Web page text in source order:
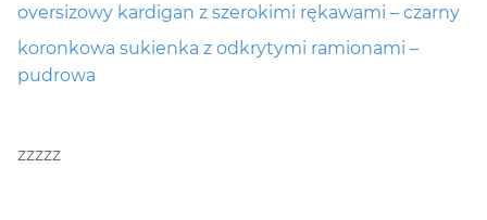
oversizowy kardigan z szerokimi rękawami – czarny
koronkowa sukienka z odkrytymi ramionami –
pudrowa
zzzzz